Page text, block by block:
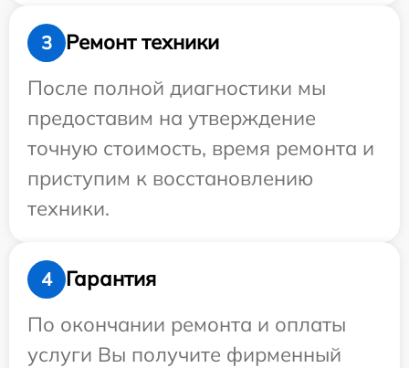
3
Ремонт техники
После полной диагностики мы
предоставим на утверждение
точную стоимость, время ремонта и
приступим к восстановлению
техники.
4
Гарантия
По окончании ремонта и оплаты
услуги Вы получите фирменный